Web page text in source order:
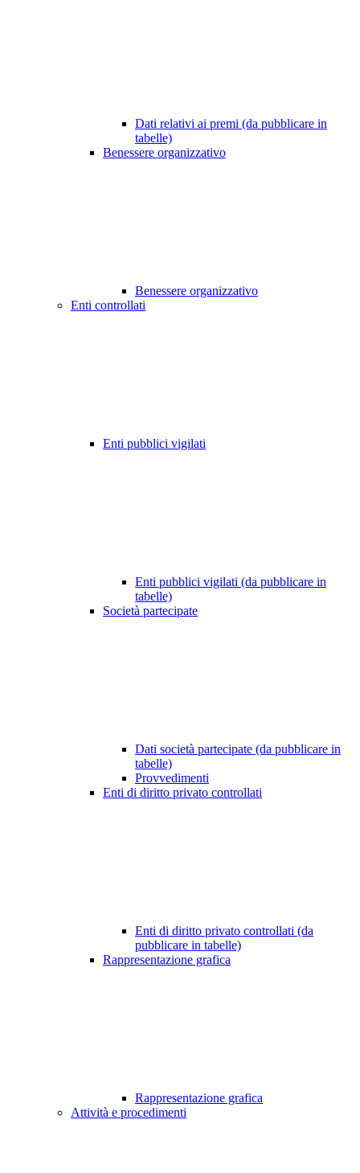
Dati relativi ai premi (da pubblicare in
tabelle)
Benessere organizzativo
Benessere organizzativo
Enti controllati
Enti pubblici vigilati
Enti pubblici vigilati (da pubblicare in
tabelle)
Società partecipate
Dati società partecipate (da pubblicare in
tabelle)
Provvedimenti
Enti di diritto privato controllati
Enti di diritto privato controllati (da
pubblicare in tabelle)
Rappresentazione grafica
Rappresentazione grafica
Attività e procedimenti